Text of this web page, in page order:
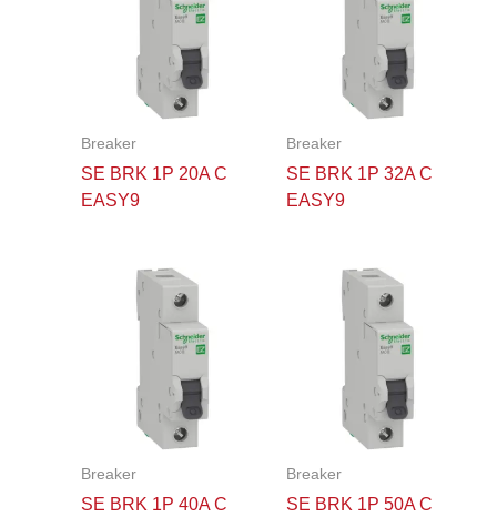
Breaker
SE BRK 1P 20A C
EASY9
Breaker
SE BRK 1P 32A C
EASY9
Breaker
SE BRK 1P 40A C
Breaker
SE BRK 1P 50A C